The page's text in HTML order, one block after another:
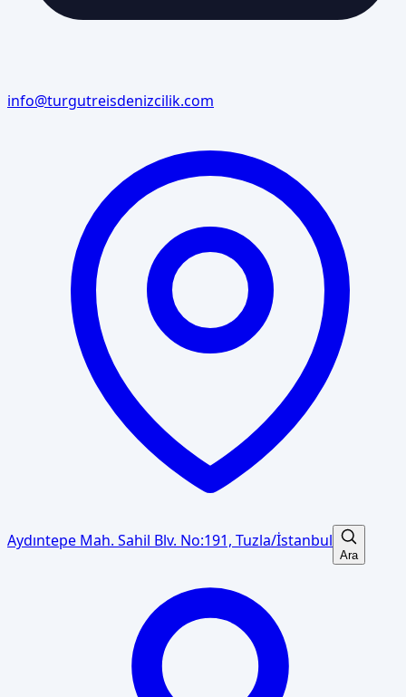
info@turgutreisdenizcilik.com
Aydıntepe Mah. Sahil Blv. No:191, Tuzla/İstanbul
Ara